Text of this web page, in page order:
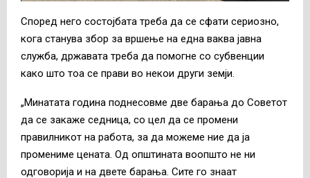
Според него состојбата треба да се сфати сериозно,
кога станува збор за вршење на една ваква јавна
служба, државата треба да помогне со субвенции
како што тоа се прави во некои други земји.
„Минатата година поднесовме две барања до Советот
да се закаже седница, со цел да се промени
правилникот на работа, за да можеме ние да ја
промениме цената. Од општината воопшто не ни
одговорија и на двете барања. Сите го знаат